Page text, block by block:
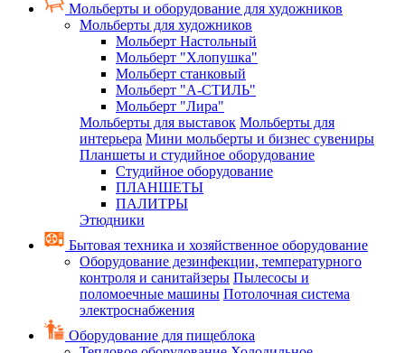
Мольберты и оборудование для художников
Мольберты для художников
Мольберт Настольный
Мольберт "Хлопушка"
Мольберт станковый
Мольберт "А-СТИЛЬ"
Мольберт "Лира"
Мольберты для выставок Мольберты для
интерьера Мини мольберты и бизнес сувениры
Планшеты и студийное оборудование
Студийное оборудование
ПЛАНШЕТЫ
ПАЛИТРЫ
Этюдники
Бытовая техника и хозяйственное оборудование
Оборудование дезинфекции, температурного
контроля и санитайзеры Пылесосы и
поломоечные машины Потолочная система
электроснабжения
Оборудование для пищеблока